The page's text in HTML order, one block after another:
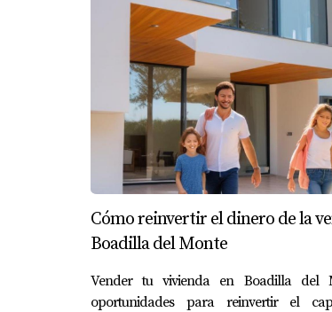
realidad aumentada. Esto ha
CONCLUSIÓN
La realidad aumentada está
tecnología no solo mejora la
optimiza el proceso para los
Si estás pensando en comprar o
máximo las herramientas
inmobiliario local, te invitamos a
PREGUNTAS
Cómo reinvertir el dinero de la
Boadilla del Monte
Vender tu vivienda en Boadilla del
oportunidades para reinvertir el